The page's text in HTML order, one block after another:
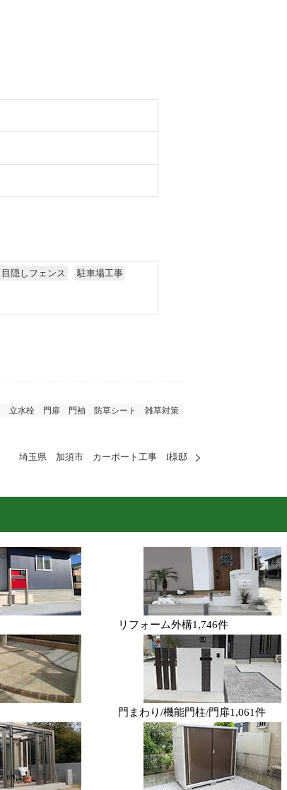
目隠しフェンス 駐車場工事
立水栓 門扉 門袖 防草シート 雑草対策
埼玉県 加須市 カーポート工事 I様邸
リフォーム外構1,746件
門まわり/機能門柱/門扉1,061件